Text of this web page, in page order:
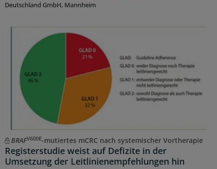
Deutschland GmbH, Mannheim
BRAFV600E-mutiertes mCRC nach systemischer Vortherapie
Registerstudie weist auf Defizite in der
Umsetzung der Leitlinienempfehlungen hin